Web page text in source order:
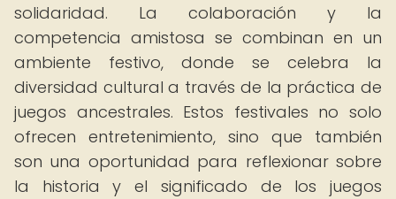
solidaridad. La colaboración y la
competencia amistosa se combinan en un
ambiente festivo, donde se celebra la
diversidad cultural a través de la práctica de
juegos ancestrales. Estos festivales no solo
ofrecen entretenimiento, sino que también
son una oportunidad para reflexionar sobre
la historia y el significado de los juegos